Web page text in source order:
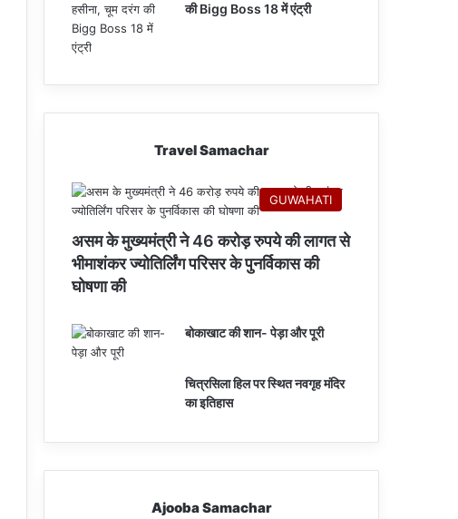
की Bigg Boss 18 में एंट्री
Travel Samachar
GUWAHATI
असम के मुख्यमंत्री ने 46 करोड़ रुपये की लागत से
भीमाशंकर ज्योतिर्लिंग परिसर के पुनर्विकास की
घोषणा की
बोकाखाट की शान- पेड़ा और पूरी
चित्रसिला हिल पर स्थित नवगृह मंदिर
का इतिहास
Ajooba Samachar